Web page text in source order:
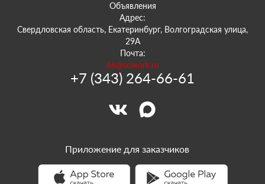
Объявления
Адрес:
Свердловская область, Екатеринбург, Волгоградская улица,
29А
Почта:
66@sowork.ru
+7 (343) 264-66-61
Приложение для заказчиков